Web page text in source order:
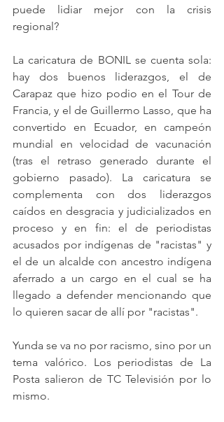
puede lidiar mejor con la crisis
regional?
La caricatura de BONIL se cuenta sola:
hay dos buenos liderazgos, el de
Carapaz que hizo podio en el Tour de
Francia, y el de Guillermo Lasso, que ha
convertido en Ecuador, en campeón
mundial en velocidad de vacunación
(tras el retraso generado durante el
gobierno pasado). La caricatura se
complementa con dos liderazgos
caídos en desgracia y judicializados en
proceso y en fin: el de periodistas
acusados por indígenas de "racistas" y
el de un alcalde con ancestro indígena
aferrado a un cargo en el cual se ha
llegado a defender mencionando que
lo quieren sacar de allí por "racistas".
Yunda se va no por racismo, sino por un
tema valórico. Los periodistas de La
Posta salieron de TC Televisión por lo
mismo.